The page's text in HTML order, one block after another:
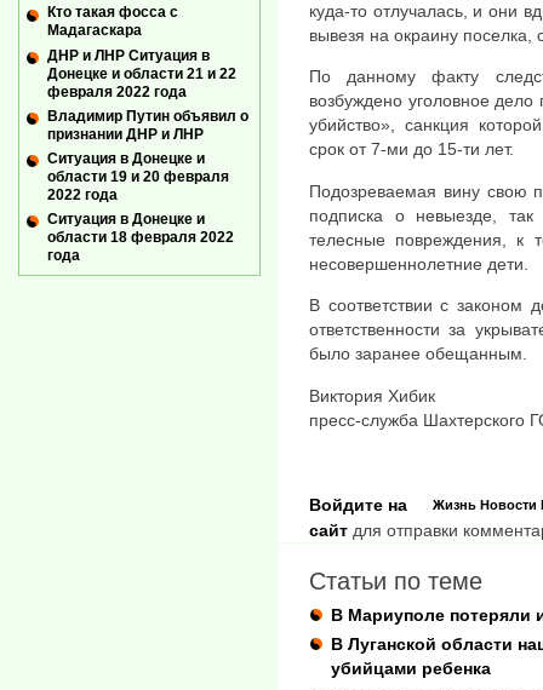
куда-то отлучалась, и они
вывезя на окраину поселка,
По данному факту
возбуждено уголовное
убийство», санкция
срок от 7-ми до 15-ти лет.
Подозреваемая вину свою
подписка о невыезде,
телесные повреждения, к
несовершеннолетние дети.
В соответствии с законом
ответственности за
было заранее обещанным.
Виктория Хибик
пресс-служба Шахтерского
Жизнь Новости
Войдите на
сайт для отправки
Статьи по теме
В Мариуполе потеряли
В Луганской области
убийцами ребенка
Кто такая фосса с
Мадагаскара
ДНР и ЛНР Ситуация в
Донецке и области 21 и 22
февраля 2022 года
Владимир Путин объявил о
признании ДНР и ЛНР
Ситуация в Донецке и
области 19 и 20 февраля
2022 года
Ситуация в Донецке и
области 18 февраля 2022
года